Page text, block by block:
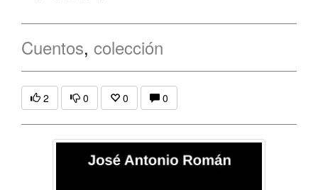
Cuentos, colección
2 0 0 0